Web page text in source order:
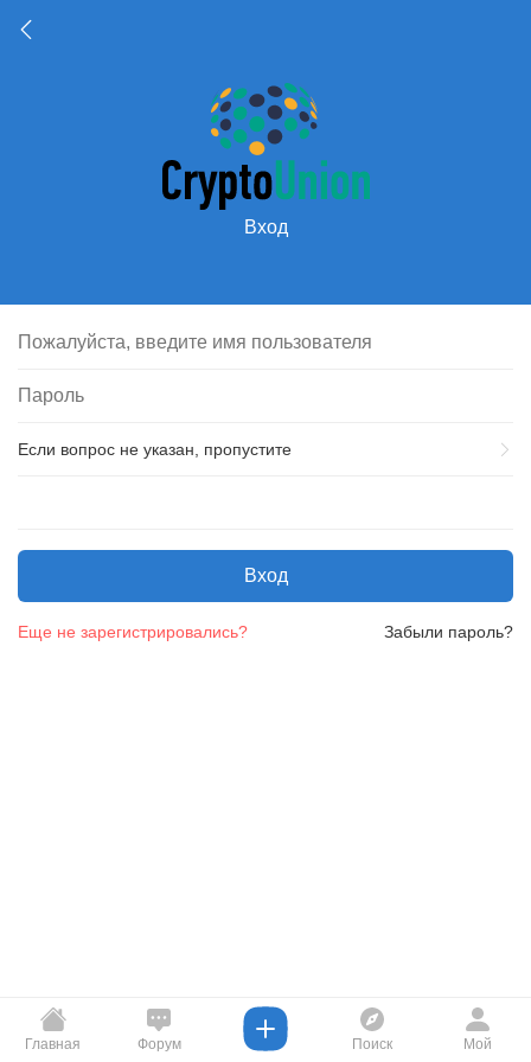
Вход
Если вопрос не указан, пропустите
Вход
Забыли пароль?
Еще не зарегистрировались?
Главная Форум Поиск Мой